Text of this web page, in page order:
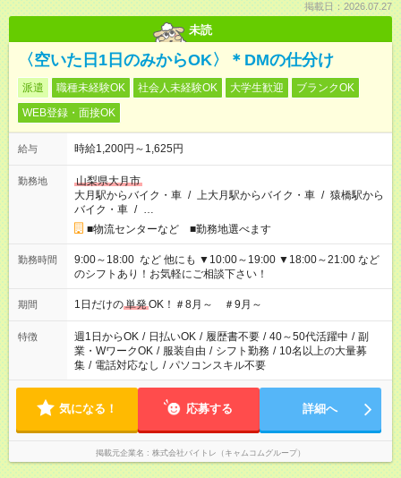
掲載日：2026.07.27
未読
〈空いた日1日のみからOK〉＊DMの仕分け
派遣 職種未経験OK 社会人未経験OK 大学生歓迎
ブランクOK
WEB登録・面接OK
給与 時給1,200円～1,625円
勤務地
山梨県大月市
大月駅からバイク・車 / 上大月駅からバイク・車 / 猿橋駅から
バイク・車 / …
■物流センターなど ■勤務地選べます
勤務時間
9:00～18:00 など 他にも ▼10:00～19:00 ▼18:00～21:00 など
のシフトあり！お気軽にご相談下さい！
期間 1日だけの単発OK！＃8月～ ＃9月～
特徴 週1日からOK / 日払いOK / 履歴書不要 / 40～50代活躍中 / 副
業・WワークOK / 服装自由 / シフト勤務 / 10名以上の大量募
集 / 電話対応なし / パソコンスキル不要
気になる！ 応募する 詳細へ
掲載元企業名 株式会社バイトレ（キャムコムグループ）